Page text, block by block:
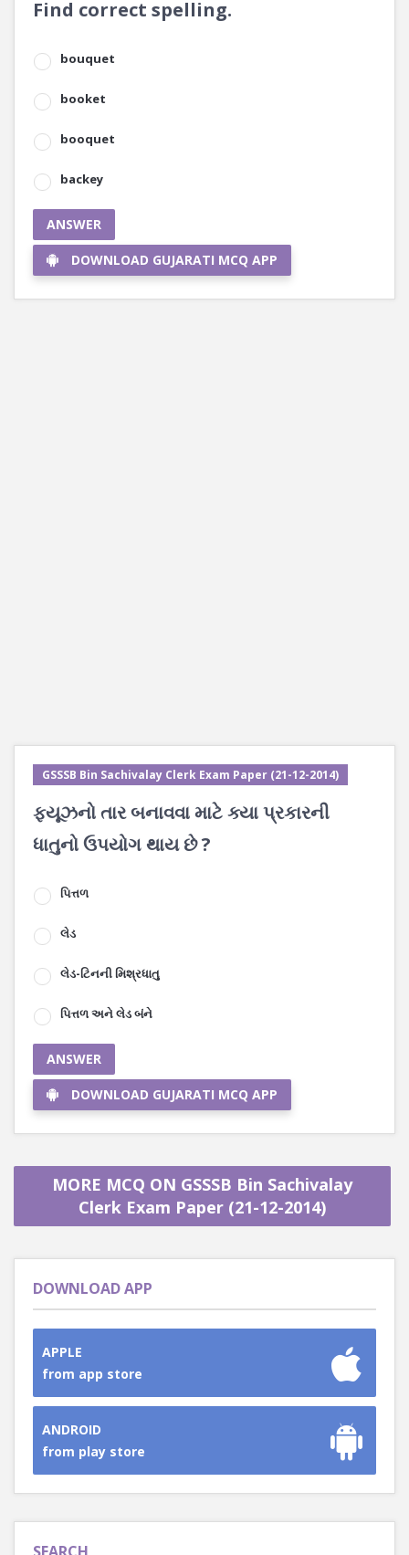
Find correct spelling.
bouquet
booket
booquet
backey
ANSWER
DOWNLOAD GUJARATI MCQ APP
GSSSB Bin Sachivalay Clerk Exam Paper (21-12-2014)
ફ્યૂઝનો તાર બનાવવા માટે ક્યા પ્રકારની
ધાતુનો ઉપયોગ થાય છે ?
પિત્તળ
લેડ
લેડ-ટિનની મિશ્રધાતુ
પિત્તળ અને લેડ બંને
ANSWER
DOWNLOAD GUJARATI MCQ APP
MORE MCQ ON GSSSB Bin Sachivalay
Clerk Exam Paper (21-12-2014)
DOWNLOAD APP
APPLE
from app store
ANDROID
from play store